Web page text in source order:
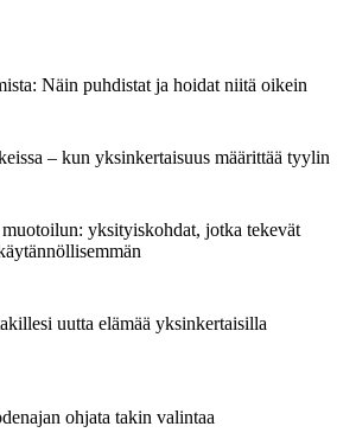
Näin puhdistat ja hoidat niitä oikein
– kun yksinkertaisuus määrittää tyylin
yksityiskohdat, jotka tekevät
uutta elämää yksinkertaisilla
ohjata takin valintaa